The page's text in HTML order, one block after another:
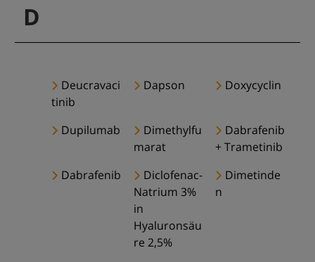
D
Deucravaci
tinib
Dapson Doxycyclin
Dupilumab
Dimethylfu
marat
Dabrafenib
+ Trametinib
Dabrafenib
Diclofenac-
Natrium 3%
in
Hyaluronsäu
re 2,5%
Dimetinde
n